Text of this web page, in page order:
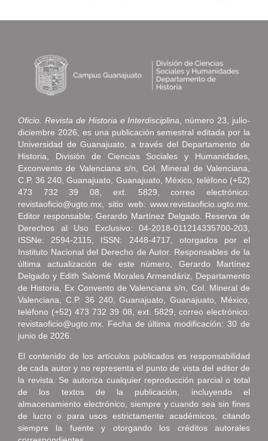
Oficio. Revista de Historia e Interdisciplina, número 23, julio-
diciembre 2026, es una publicación semestral editada por la
Universidad de Guanajuato, a través del Departamento de
Historia, División de Ciencias Sociales y Humanidades,
Exconvento de Valenciana s/n, Col. Mineral de Valenciana,
C.P. 36 240, Guanajuato, Guanajuato, México, teléfono (+52)
473 732 39 08, ext. 5829, correo electrónico:
revistaoficio@ugto.mx, sitio web: www.revistaoficio.ugto.mx.
Editor responsable: Gerardo Martínez Delgado. Reserva de
Derechos al Uso Exclusivo: 04-2018-011214335700-203,
ISSNe: 2594-2115, ISSN: 2448-4717, otorgados por el
Instituto Nacional del Derecho de Autor. Responsables de la
última actualización de este número, Gerardo Martínez
Delgado y Edith Salomé Morales Armendáriz, Departamento
de Historia, Ex Convento de Valenciana s/n, Col. Mineral de
Valenciana, C.P. 36 240, Guanajuato, Guanajuato, México,
teléfono (+52) 473 732 39 08, ext. 5829, correo electrónico:
revistaoficio@ugto.mx. Fecha de última modificación: 30 de
junio de 2026.
El contenido de los artículos publicados es responsabilidad
de cada autor y no representa el punto de vista del editor de
la revista. Se autoriza cualquier reproducción parcial o total
de los textos de la publicación, incluyendo el
almacenamiento electrónico, siempre y cuando sea sin fines
de lucro o para usos estrictamente académicos, citando
siempre la fuente y otorgando los créditos autorales